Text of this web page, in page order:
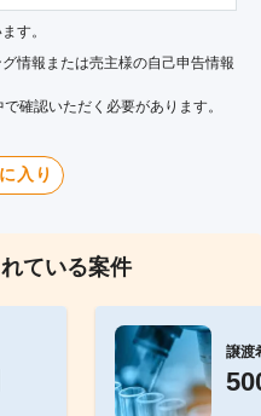
す。
情報または売主様の自己申告情報
確認いただく必要があります。
入り
ている案件
譲渡